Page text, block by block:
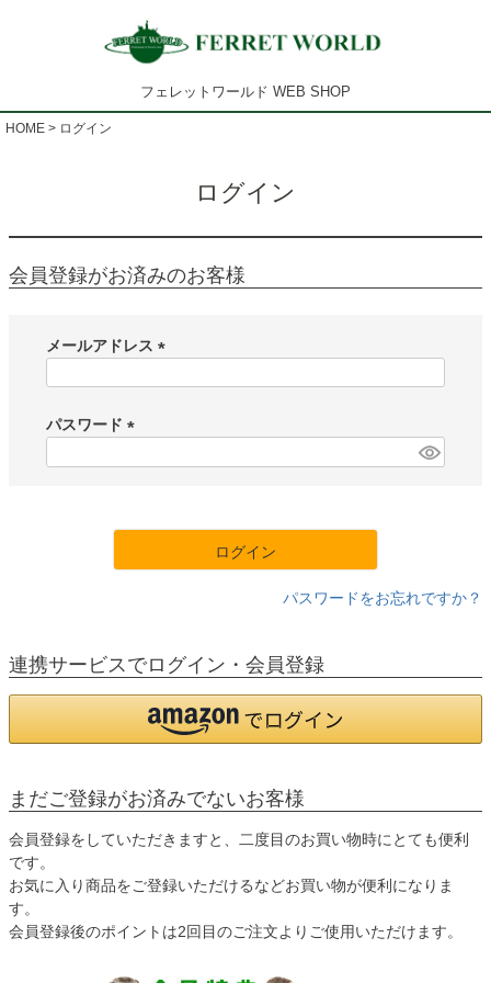
フェレットワールド WEB SHOP
HOME ログイン
ログイン
会員登録がお済みのお客様
メールアドレス
)
パスワード
ログイン
パスワードをお忘れですか？
連携サービスでログイン・会員登録
まだご登録がお済みでないお客様
会員登録をしていただきますと、二度目のお買い物時にとても便利
です。
お気に入り商品をご登録いただけるなどお買い物が便利になりま
す。
会員登録後のポイントは2回目のご注文よりご使用いただけます。